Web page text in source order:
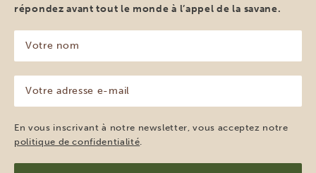
répondez avant tout le monde à l’appel de la savane.
nom
(Nécessaire)
adresse
e-
mail
(Nécessaire)
En vous inscrivant à notre newsletter, vous acceptez notre
politique de confidentialité